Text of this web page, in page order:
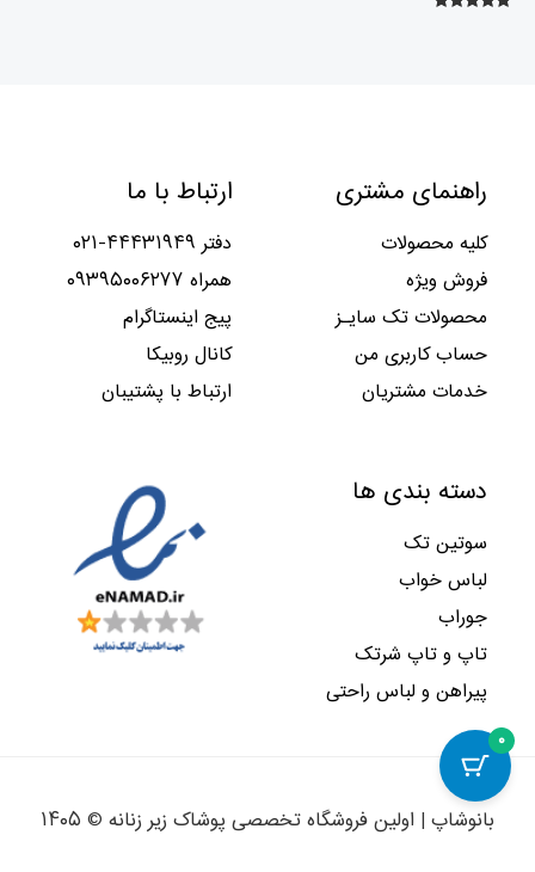
راهنمای مشتری
کلیه محصولات
فروش ویژه
محصولات تک سایـز
حساب کاربری من
خدمات مشتریان
ارتباط با ما
دفتر ۴۴۴۳۱۹۴۹-۰۲۱
همراه ۰۹۳۹۵۰۰۶۲۷۷
پیج اینستاگرام
کانال روبیکا
ارتباط با پشتیبان
دسته بندی ها
سوتین تک
لباس خواب
جوراب
تاپ و تاپ شرتک
پیراهن و لباس راحتی
بانوشاپ | اولین فروشگاه تخصصی پوشاک زیر زنانه © ۱۴۰۵
۰